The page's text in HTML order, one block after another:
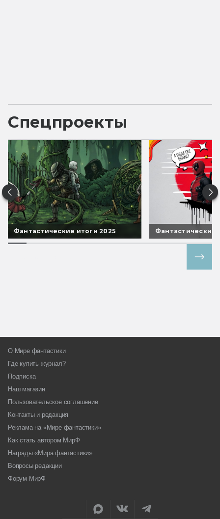
Спецпроекты
Фантастические итоги 2025 Фантастические
О Мире фантастики
Где купить журнал?
Подписка
Наш магазин
Пользовательское соглашение
Контакты и редакция
Реклама на «Мире фантастики»
Как стать автором МирФ
Награды «Мира фантастики»
Вопросы редакции
Форум МирФ